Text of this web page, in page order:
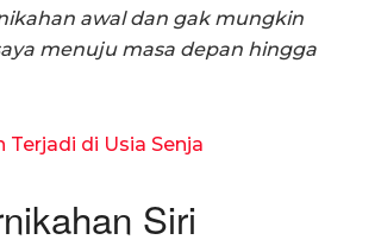
awal dan gak mungkin
menuju masa depan hingga
Terjadi di Usia Senja
Siri